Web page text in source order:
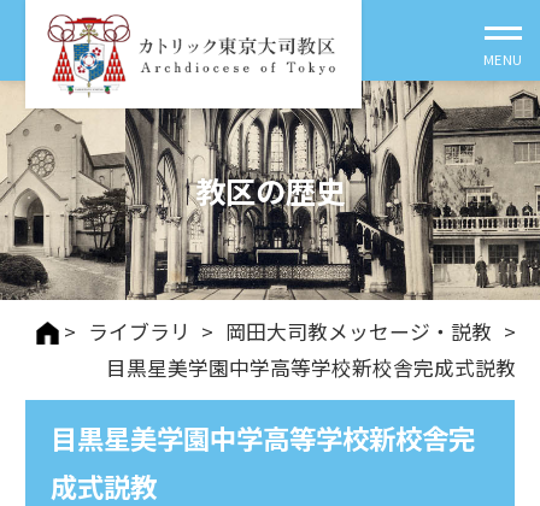
教区の歴史
> ライブラリ > 岡田大司教メッセージ・説教 >
目黒星美学園中学高等学校新校舎完成式説教
目黒星美学園中学高等学校新校舎完
成式説教